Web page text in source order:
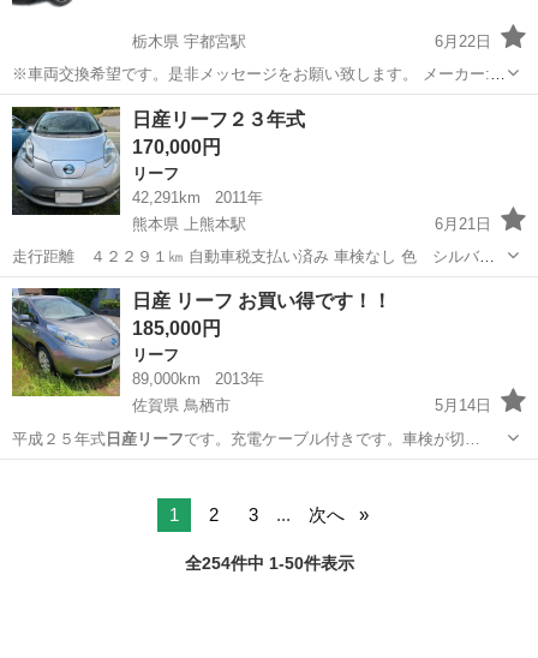
栃木県 宇都宮駅
6月22日
※車両交換希望です。是非メッセージをお願い致します。 メーカー:日
産 車名:リーフ グレード:G バッテリー容量:24kwh 年式:H25年9月 走
行:12.7万km 色:ブラック 車検: なし 定員:5人乗り 駆動:2...
栃木 宇都宮市 宇都宮駅 リーフ
日産リーフ２３年式
170,000円
リーフ
42,291km
2011年
熊本県 上熊本駅
6月21日
走行距離 ４２２９１㎞ 自動車税支払い済み 車検なし 色 シルバー
現状でのお渡しとなりますので、現車確認をお願いいたします。 名義
変更は購入者様にてお願いいたします。 エンジン始動用バッ...
熊本 熊本市 上熊本駅 リーフ 日産リーフ
日産 リーフ お買い得です！！
185,000円
リーフ
89,000km
2013年
佐賀県 鳥栖市
5月14日
平成２５年式日産リーフです。充電ケーブル付きです。車検が切…
1 2 3 ... 次へ
全254件中 1-50件表示